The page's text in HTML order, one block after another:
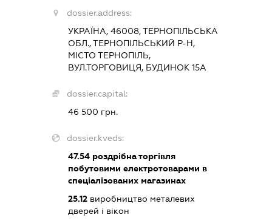
dossier.address:
УКРАЇНА, 46008, ТЕРНОПІЛЬСЬКА
ОБЛ., ТЕРНОПІЛЬСЬКИЙ Р-Н,
МІСТО ТЕРНОПІЛЬ,
ВУЛ.ТОРГОВИЦЯ, БУДИНОК 15А
dossier.capital:
46 500 грн.
dossier.kveds:
47.54роздрібна торгівля
побутовими електротоварами в
спеціалізованих магазинах
25.12виробництво металевих
дверей і вікон